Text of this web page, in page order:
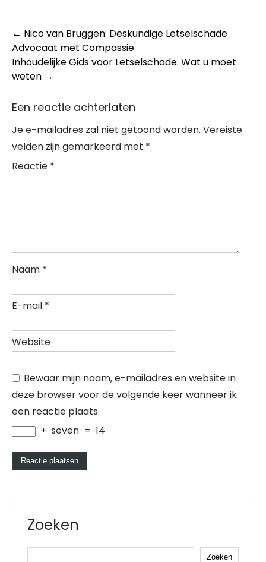
Post
navigation
← Nico van Bruggen: Deskundige Letselschade
Advocaat met Compassie
Inhoudelijke Gids voor Letselschade: Wat u moet
weten →
Een reactie achterlaten
Je e-mailadres zal niet getoond worden. Vereiste
velden zijn gemarkeerd met *
Reactie *
Naam *
E-mail *
Website
Bewaar mijn naam, e-mailadres en website in
deze browser voor de volgende keer wanneer ik
een reactie plaats.
+ seven = 14
Zoeken
Zoeken